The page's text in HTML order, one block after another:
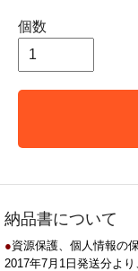
個数
納品書について
●資源保護、個人情報の
2017年7月1日発送分よ